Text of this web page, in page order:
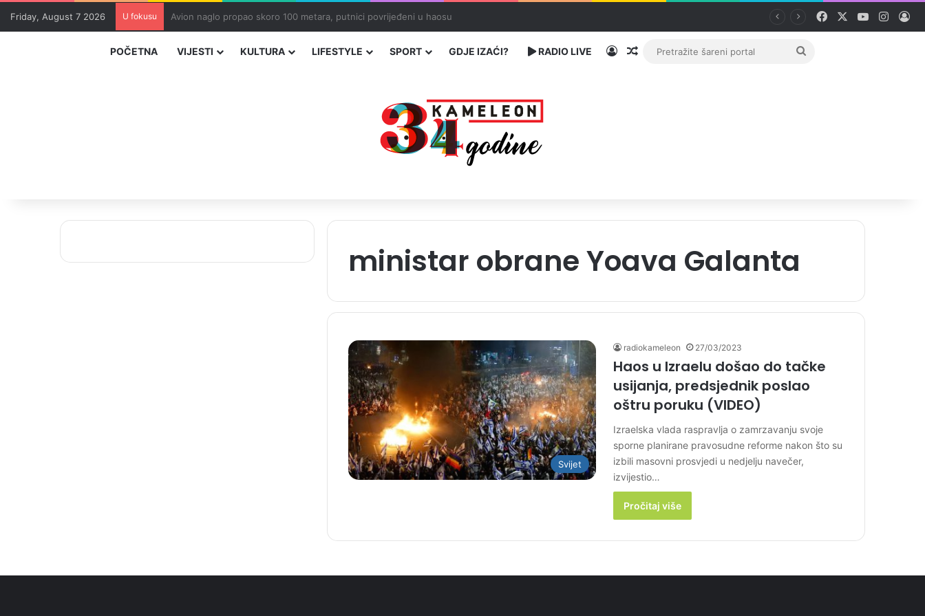
Friday, August 7 2026 U fokusu Zvizdić, Magazinović i Kojović traže poseban status za Memorijalni centar Srebrenica Facebook YouTube
POČETNA VIJESTI KULTURA LIFESTYLE SPORT GDJE IZAĆI? RADIO LIVE PrijavaRandom članak
Pretražite
ministar obrane Yoava Galanta
Svijet
radiokameleon 27/03/2023
Haos u Izraelu došao do tačke
usijanja, predsjednik poslao
oštru poruku (VIDEO)
Izraelska vlada raspravlja o zamrzavanju svoje
sporne planirane pravosudne reforme nakon što su
izbili masovni prosvjedi u nedjelju navečer,
izvijestio…
Pročitaj više